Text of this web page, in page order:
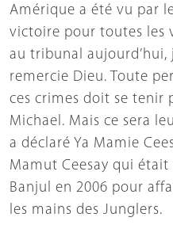
Amérique a été vu par
victoire pour toutes les
au tribunal
remercie Dieu. Toute
ces crimes doit se tenir
Michael. Mais ce sera
a déclaré Ya Mamie
Mamut Ceesay qui était
Banjul en 2006 pour
les mains des Junglers.